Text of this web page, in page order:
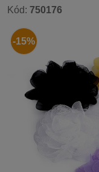
Kód: 750176
-15%